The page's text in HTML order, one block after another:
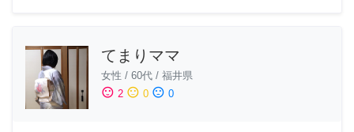
てまりママ
女性 / 60代 / 福井県
sentiment_satisfied 2 sentiment_neutral 0 sentiment_dissatisfied 0